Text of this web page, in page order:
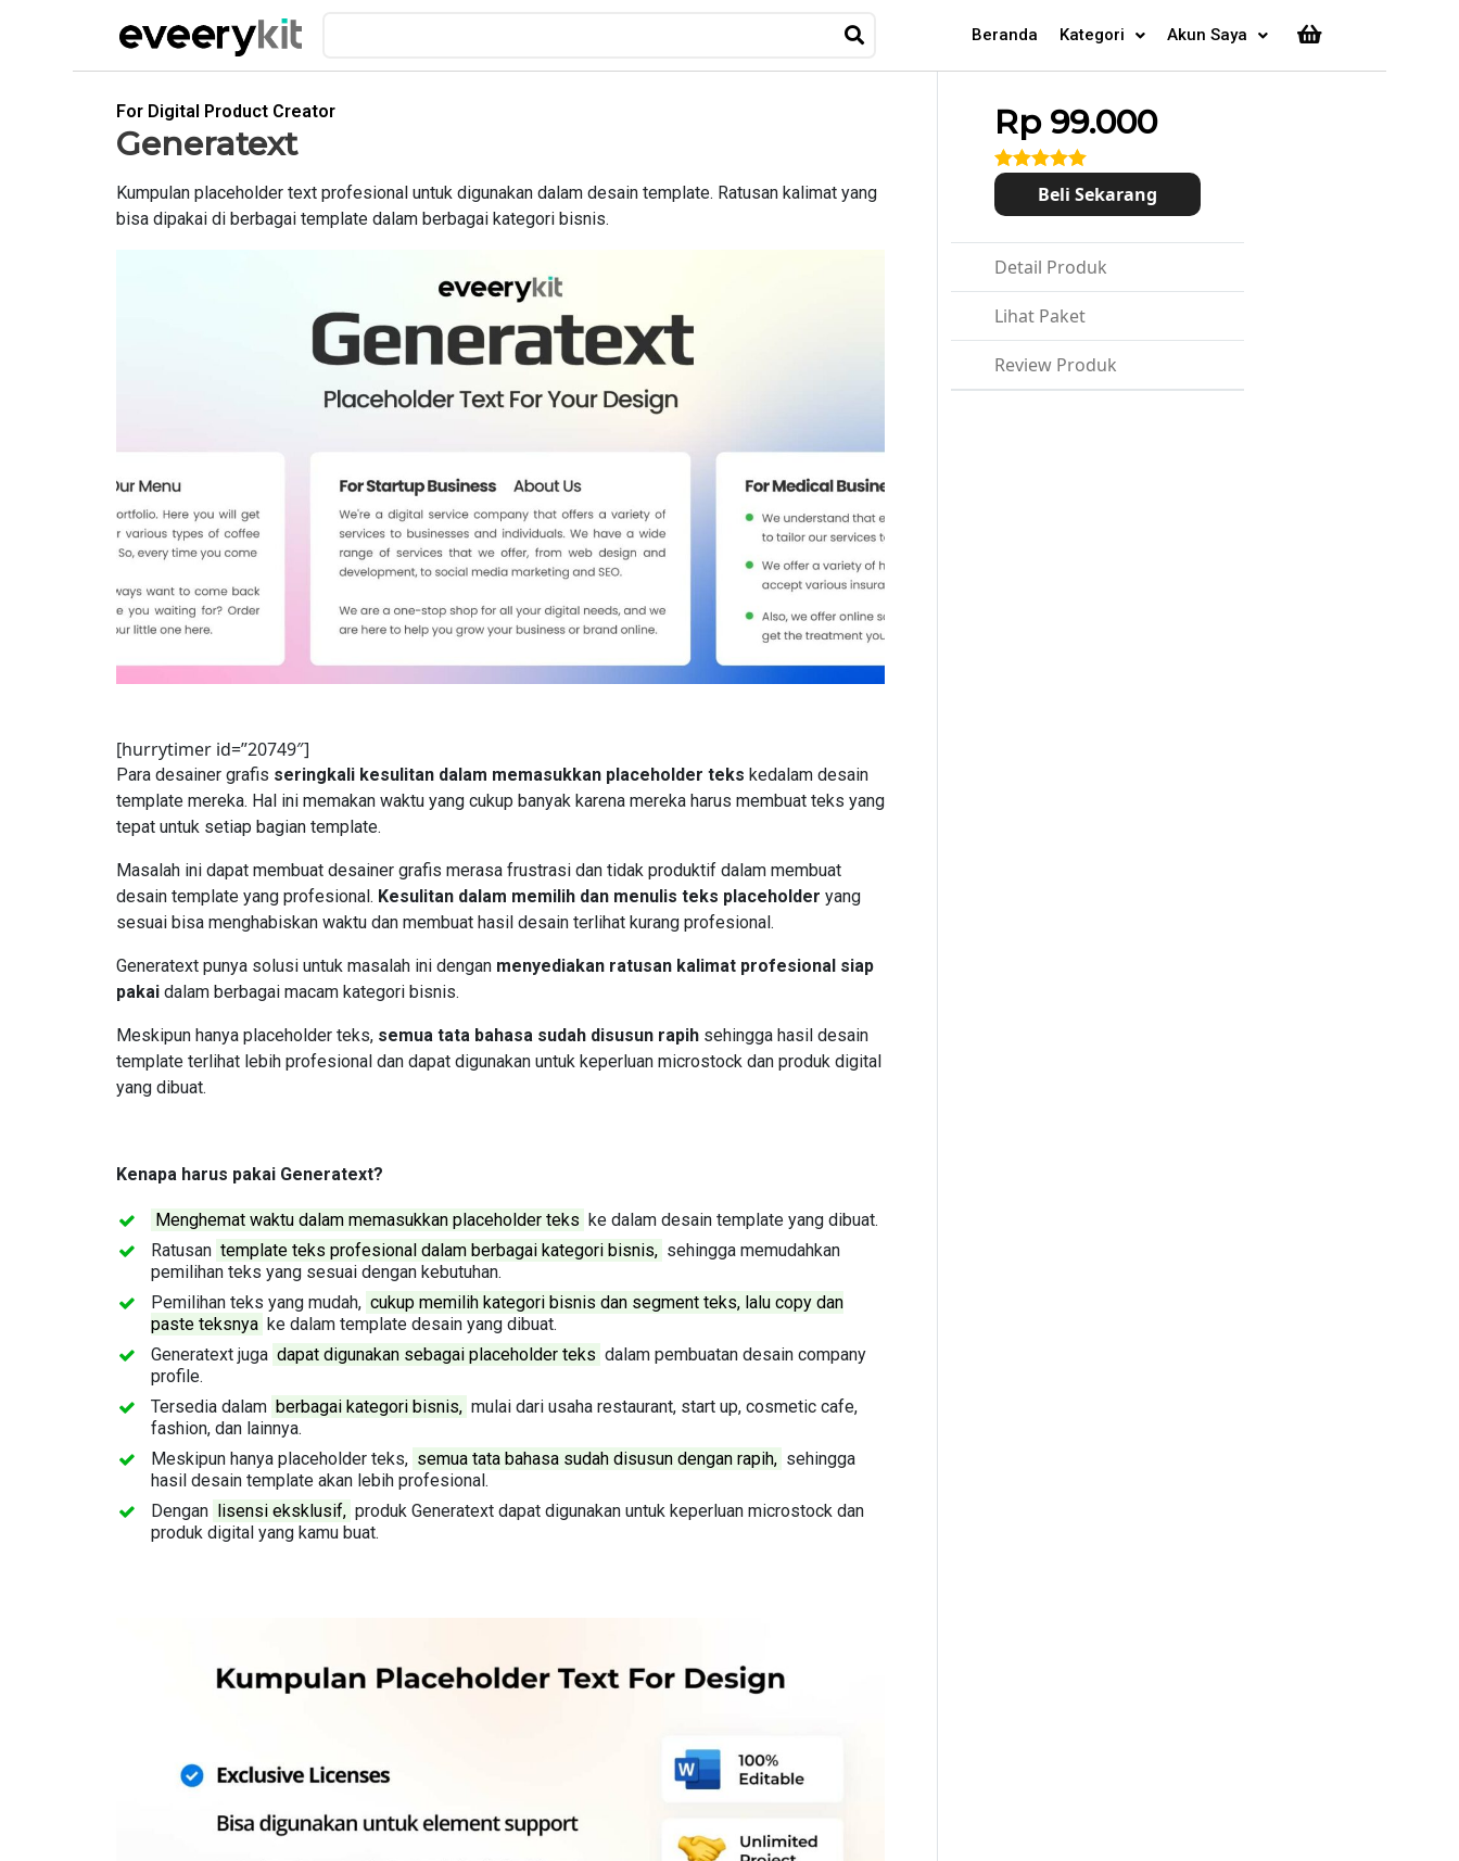
Beranda Kategori Akun Saya
For Digital Product Creator
Generatext
Kumpulan placeholder text profesional untuk digunakan dalam desain template. Ratusan kalimat yang
bisa dipakai di berbagai template dalam berbagai kategori bisnis.
[hurrytimer id=”20749″]
Para desainer grafis seringkali kesulitan dalam memasukkan placeholder teks kedalam desain
template mereka. Hal ini memakan waktu yang cukup banyak karena mereka harus membuat teks yang
tepat untuk setiap bagian template.
Masalah ini dapat membuat desainer grafis merasa frustrasi dan tidak produktif dalam membuat
desain template yang profesional. Kesulitan dalam memilih dan menulis teks placeholder yang
sesuai bisa menghabiskan waktu dan membuat hasil desain terlihat kurang profesional.
Generatext punya solusi untuk masalah ini dengan menyediakan ratusan kalimat profesional siap
pakai dalam berbagai macam kategori bisnis.
Meskipun hanya placeholder teks, semua tata bahasa sudah disusun rapih sehingga hasil desain
template terlihat lebih profesional dan dapat digunakan untuk keperluan microstock dan produk digital
yang dibuat.
Kenapa harus pakai Generatext?
Menghemat waktu dalam memasukkan placeholder teks ke dalam desain template yang dibuat.
Ratusan template teks profesional dalam berbagai kategori bisnis, sehingga memudahkan
pemilihan teks yang sesuai dengan kebutuhan.
Pemilihan teks yang mudah, cukup memilih kategori bisnis dan segment teks, lalu copy dan
paste teksnya ke dalam template desain yang dibuat.
Generatext juga dapat digunakan sebagai placeholder teks dalam pembuatan desain company
profile.
Tersedia dalam berbagai kategori bisnis, mulai dari usaha restaurant, start up, cosmetic cafe,
fashion, dan lainnya.
Meskipun hanya placeholder teks, semua tata bahasa sudah disusun dengan rapih, sehingga
hasil desain template akan lebih profesional.
Dengan lisensi eksklusif, produk Generatext dapat digunakan untuk keperluan microstock dan
produk digital yang kamu buat.
quantity
Rp99.000
Rated Beli Sekarang
Detail Produk
Lihat Paket
Review Produk